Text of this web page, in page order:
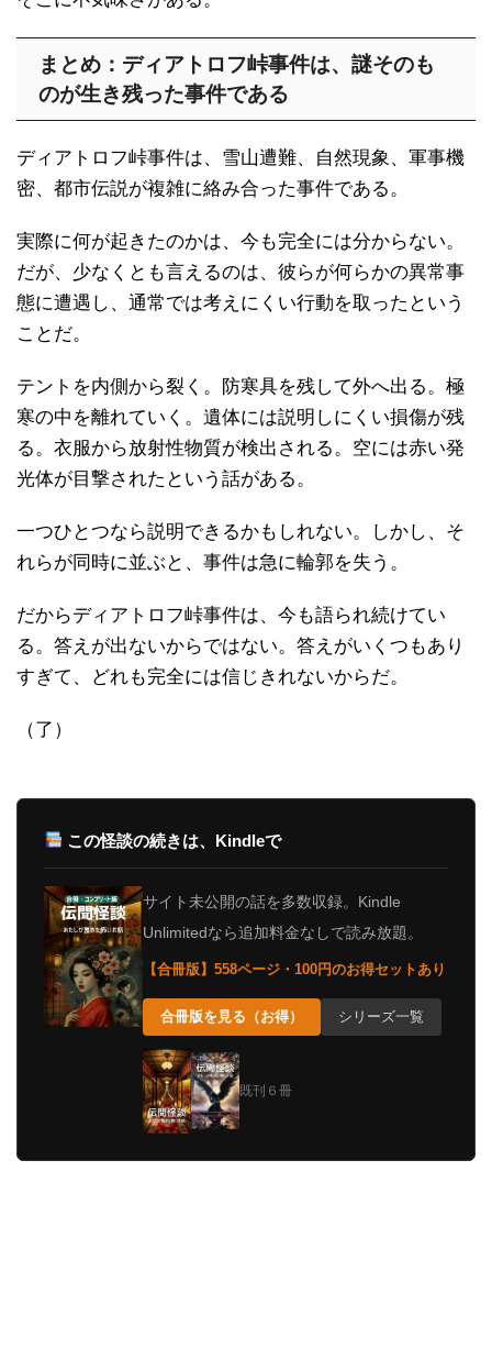
まとめ：ディアトロフ峠事件は、謎そのも
のが生き残った事件である
ディアトロフ峠事件は、雪山遭難、自然現象、軍事機
密、都市伝説が複雑に絡み合った事件である。
実際に何が起きたのかは、今も完全には分からない。
だが、少なくとも言えるのは、彼らが何らかの異常事
態に遭遇し、通常では考えにくい行動を取ったという
ことだ。
テントを内側から裂く。防寒具を残して外へ出る。極
寒の中を離れていく。遺体には説明しにくい損傷が残
る。衣服から放射性物質が検出される。空には赤い発
光体が目撃されたという話がある。
一つひとつなら説明できるかもしれない。しかし、そ
れらが同時に並ぶと、事件は急に輪郭を失う。
だからディアトロフ峠事件は、今も語られ続けてい
る。答えが出ないからではない。答えがいくつもあり
すぎて、どれも完全には信じきれないからだ。
（了）
この怪談の続きは、Kindleで
サイト未公開の話を多数収録。Kindle
Unlimitedなら追加料金なしで読み放題。
【合冊版】558ページ・100円のお得セットあり
合冊版を見る（お得） シリーズ一覧
既刊６冊